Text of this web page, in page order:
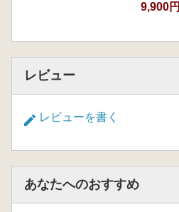
9,900円
レビュー
レビューを書く
あなたへのおすすめ